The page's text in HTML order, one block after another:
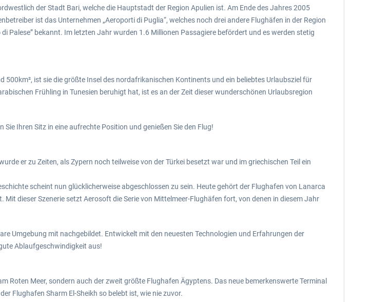
der Stadt Bari, welche die Hauptstadt der Region Apulien ist. Am Ende des Jahres 2005
ist das Unternehmen „Aeroporti di Puglia“, welches noch drei andere Flughäfen in der Region
Palese” bekannt. Im letzten Jahr wurden 1.6 Millionen Passagiere befördert und es werden stetig
500km², ist sie die größte Insel des nordafrikanischen Kontinents und ein beliebtes Urlaubsziel für
Frühling in Tunesien beruhigt hat, ist es an der Zeit dieser wunderschönen Urlaubsregion
Ihren Sitz in eine aufrechte Position und genießen Sie den Flug!
er zu Zeiten, als Zypern noch teilweise von der Türkei besetzt war und im griechischen Teil ein
scheint nun glücklicherweise abgeschlossen zu sein. Heute gehört der Flughafen von Lanarca
dieser Szenerie setzt Aerosoft die Serie von Mittelmeer-Flughäfen fort, von denen in diesem Jahr
Umgebung mit nachgebildet. Entwickelt mit den neuesten Technologien und Erfahrungen der
Ablaufgeschwindigkeit aus!
Roten Meer, sondern auch der zweit größte Flughafen Ägyptens. Das neue bemerkenswerte Terminal
Flughafen Sharm El-Sheikh so belebt ist, wie nie zuvor.